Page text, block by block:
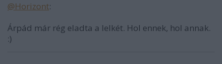
@Horizont:
Árpád már rég eladta a lelkét. Hol ennek, hol annak.
:)